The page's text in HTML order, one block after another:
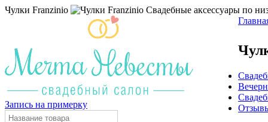
Чулки Franzinio Свадебные аксессуары по
Запись на примерку